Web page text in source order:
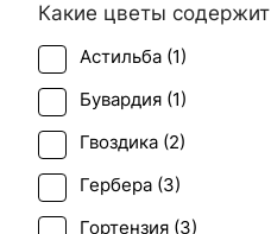
Какие цветы содержит
Астильба (1)
Бувардия (1)
Гвоздика (2)
Гербера (3)
Гортензия (3)